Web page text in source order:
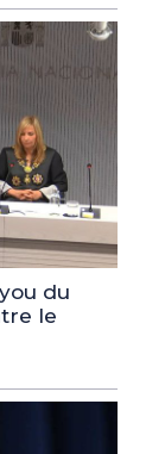
du
le